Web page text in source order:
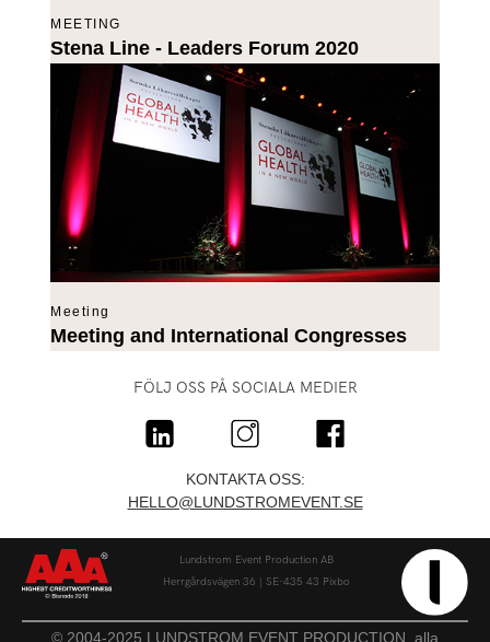
MEETING
Stena Line - Leaders Forum 2020
Meeting
Meeting and International Congresses
FÖLJ OSS PÅ SOCIALA MEDIER
KONTAKTA OSS:
HELLO@LUNDSTROMEVENT.SE
Lundstrom Event Production AB
Herrgårdsvägen 36 | SE-435 43 Pixbo
© 2004-2025 LUNDSTROM EVENT PRODUCTION, alla